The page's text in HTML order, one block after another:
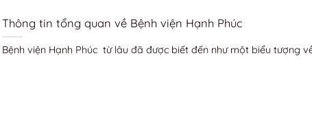
Thông tin tổng quan về Bệnh viện Hạnh Phúc
Bệnh viện Hạnh Phúc từ lâu đã được biết đến như một biểu tượng